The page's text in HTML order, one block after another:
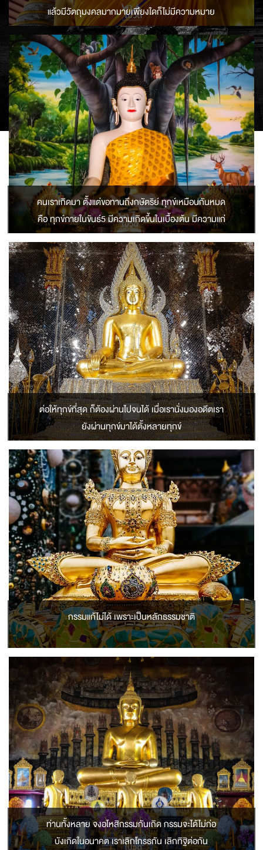
แล้วมีวัตถุมงคลมากมายเพียงใดก็ไม่มีความหมาย
คนเราเกิดมา ตั้งแต่ขอทานถึงกษัตริย์ ทุกข์เหมือนกันหมด
คือ ทุกข์ภายในขันธ์5 มีความเกิดขึ้นในเบื้องต้น มีความแก่
ในท่ามกลาง มีการสลายตัวไปในที่สุด เหมือนกันหมด
ต่อให้ทุกข์ที่สุด ก็ต้องผ่านไปจนได้ เมื่อเรานั่งมองอดีตเรา
ยังผ่านทุกข์มาได้ตั้งหลายทุกข์
กรรมแก้ไม่ได้ เพราะเป็นหลักธรรมชาติ
ท่านทั้งหลาย จงอโหสิกรรมกันเถิด กรรมจะได้ไม่ก่อ
บังเกิดในอนาคต เราเลิกโกรธกัน เลิกทิฐิต่อกัน